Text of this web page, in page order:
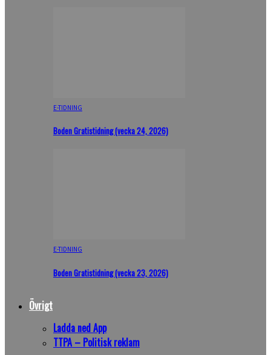
E-TIDNING
Boden Gratistidning (vecka 24, 2026)
E-TIDNING
Boden Gratistidning (vecka 23, 2026)
Övrigt
Ladda ned App
TTPA – Politisk reklam